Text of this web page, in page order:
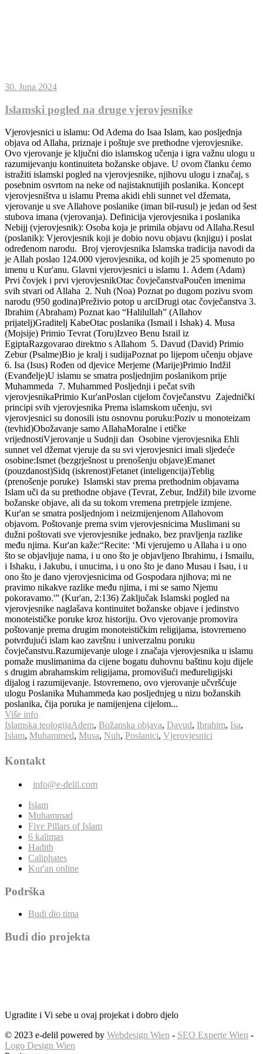
30. Juna 2024
Islamski pogled na druge vjerovjesnike
Vjerovjesnici u islamu: Od Adema do Isaa Islam, kao posljednja
objava od Allaha, priznaje i poštuje sve prethodne vjerovjesnike.
Ovo vjerovanje je ključni dio islamskog učenja i igra važnu ulogu u
razumijevanju kontinuiteta božanske objave. U ovom članku ćemo
istražiti islamski pogled na vjerovjesnike, njihovu ulogu i značaj, s
posebnim osvrtom na neke od najistaknutijih poslanika. Koncept
vjerovjesništva u islamu Prema akidi ehli sunnet vel džemata,
vjerovanje u sve Allahove poslanike (iman bil-rusul) je jedan od šest
stubova imana (vjerovanja). Definicija vjerovjesnika i poslanika
Nebijj (vjerovjesnik): Osoba koja je primila objavu od Allaha.Resul
(poslanik): Vjerovjesnik koji je dobio novu objavu (knjigu) i poslat
određenom narodu. Broj vjerovjesnika Islamska tradicija navodi da
je Allah poslao 124.000 vjerovjesnika, od kojih je 25 spomenuto po
imenu u Kur'anu. Glavni vjerovjesnici u islamu 1. Adem (Adam)
Prvi čovjek i prvi vjerovjesnikOtac čovječanstvaPoučen imenima
svih stvari od Allaha 2. Nuh (Noa) Poznat po dugom pozivu svom
narodu (950 godina)Preživio potop u arciDrugi otac čovječanstva 3.
Ibrahim (Abraham) Poznat kao “Halilullah” (Allahov
prijatelj)Graditelj KabeOtac poslanika (Ismail i Ishak) 4. Musa
(Mojsije) Primio Tevrat (Toru)Izveo Benu Israil iz
EgiptaRazgovarao direktno s Allahom 5. Davud (David) Primio
Zebur (Psalme)Bio je kralj i sudijaPoznat po lijepom učenju objave
6. Isa (Isus) Rođen od djevice Merjeme (Marije)Primio Indžil
(Evanđelje)U islamu se smatra posljednjim poslanikom prije
Muhammeda 7. Muhammed Posljednji i pečat svih
vjerovjesnikaPrimio Kur'anPoslan cijelom čovječanstvu Zajednički
principi svih vjerovjesnika Prema islamskom učenju, svi
vjerovjesnici su donosili istu osnovnu poruku:Poziv u monoteizam
(tevhid)Obožavanje samo AllahaMoralne i etičke
vrijednostiVjerovanje u Sudnji dan Osobine vjerovjesnika Ehli
sunnet vel džemat vjeruje da su svi vjerovjesnici imali sljedeće
osobine:Ismet (bezgrješnost u prenošenju objave)Emanet
(pouzdanost)Sidq (iskrenost)Fetanet (inteligencija)Teblig
(prenošenje poruke) Islamski stav prema prethodnim objavama
Islam uči da su prethodne objave (Tevrat, Zebur, Indžil) bile izvorne
božanske objave, ali da su tokom vremena pretrpjele izmjene.
Kur'an se smatra posljednjom i neizmijenjenom Allahovom
objavom. Poštovanje prema svim vjerovjesnicima Muslimani su
dužni poštovati sve vjerovjesnike jednako, bez pravljenja razlike
među njima. Kur'an kaže:“Recite: ‘Mi vjerujemo u Allaha i u ono
što se objavljuje nama, i u ono što je objavljeno Ibrahimu, i Ismailu,
i Ishaku, i Jakubu, i unucima, i u ono što je dano Musau i Isau, i u
ono što je dano vjerovjesnicima od Gospodara njihova; mi ne
pravimo nikakve razlike među njima, i mi se samo Njemu
pokoravamo.'” (Kur'an, 2:136) Zaključak Islamski pogled na
vjerovjesnike naglašava kontinuitet božanske objave i jedinstvo
monoteističke poruke kroz historiju. Ovo vjerovanje promovira
poštovanje prema drugim monoteističkim religijama, istovremeno
potvrđujući islam kao završnu i univerzalnu poruku
čovječanstvu.Razumijevanje uloge i značaja vjerovjesnika u islamu
pomaže muslimanima da cijene bogatu duhovnu baštinu koju dijele
s drugim abrahamskim religijama, promovišući međureligijski
dijalog i razumijevanje. Istovremeno, ovo vjerovanje učvršćuje
ulogu Poslanika Muhammeda kao posljednjeg u nizu božanskih
poslanika, čija poruka je namijenjena cijelom...
Više info
Islamska teologijaAdem, Božanska objava, Davud, Ibrahim, Isa,
Islam, Muhammed, Musa, Nuh, Poslanici, Vjerovjesnici
Kontakt
info@e-delil.com
Islam
Muhammad
Five Pillars of Islam
6 kalimas
Hadith
Caliphates
Kur'an online
Podrška
Budi dio tima
Budi dio projekta
Ugradite i Vi sebe u ovaj projekat i dobro djelo
© 2023 e-delil powered by Webdesign Wien - SEO Experte Wien -
Logo Design Wien